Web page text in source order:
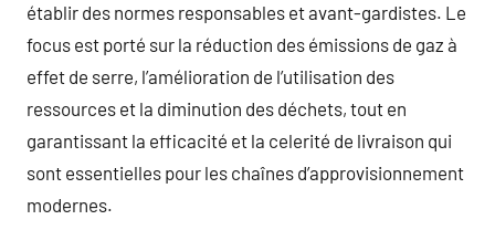
établir des normes responsables et avant-gardistes. Le
focus est porté sur la réduction des émissions de gaz à
effet de serre, l’amélioration de l’utilisation des
ressources et la diminution des déchets, tout en
garantissant la efficacité et la celerité de livraison qui
sont essentielles pour les chaînes d’approvisionnement
modernes.